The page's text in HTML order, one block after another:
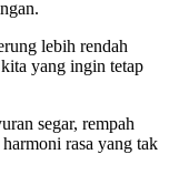
lebih rendah
yang ingin tetap
segar, rempah
rasa yang tak